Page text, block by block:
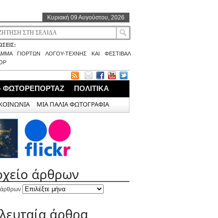
Κυριακή 09 Αυγούστου, 2026
ΓΙΟΡΤΩΝ ΛΟΓΟΥ-ΤΕΧΝΗΣ ΚΑΙ ΦΕΣΤΙΒΑΛ
ΦΩΤΟΡΕΠΟΡΤΑΖ ΠΟΛΙΤΙΚΑ
ΜΙΑ ΠΑΛΙΑ ΦΩΤΟΓΡΑΦΙΑ
άρθρων
άρθρων
άρθρα